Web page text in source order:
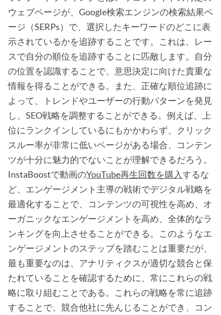
ウェブページが、Google検索エンジンの検索結果ペ
ージ（SERPs）で、選択したキーワードのどこに表
示されているかを追跡することです。これは、レー
スで自分の順位を追跡することに匹敵します。自分
の位置を認識することで、意思決定に向けた貴重な
情報を得ることができる。また、正確な順位追跡に
よって、トレンドやユーザーの行動パターンを発見
し、SEO戦略を調整することができる。例えば、上
位にランクインしているにもかかわらず、クリック
スルー率が非常に低いページがある場合、コンテン
ツが十分に魅力的でないことが理解できるだろう。
InstaBoostで動画のYouTube再生回数を購入するな
ど、エンゲージメント主導の戦術でデジタル戦略を
最適化することで、コンテンツの可視性を高め、オ
ーガニックなエンゲージメントを高め、全体的なラ
ンキングを向上させることができる。このようなエ
ンゲージメントのステップを踏むことは重要だが、
最も重要なのは、アナリティクスが適切な競合と保
たれていることを確認するために、常にこれらの戦
略に取り組むことである。これらの戦略を常に追跡
することで、競合他社に先んじることができ、コン